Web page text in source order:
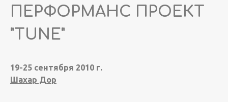
ПЕРФОРМАНС ПРОЕКТ
"TUNE"
19-25 сентября 2010 г.
Шахар Дор